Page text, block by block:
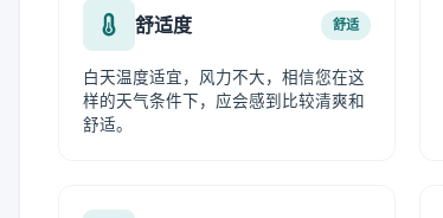
舒适度 舒适
白天温度适宜，风力不大，相信您在这
样的天气条件下，应会感到比较清爽和
舒适。